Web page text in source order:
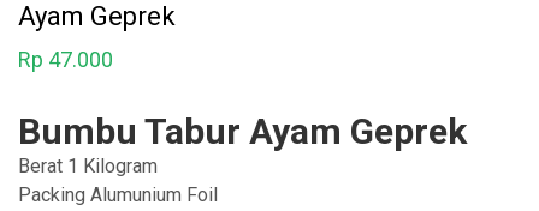
Ayam Geprek
Rp 47.000
Bumbu Tabur Ayam Geprek
Berat 1 Kilogram
Packing Alumunium Foil